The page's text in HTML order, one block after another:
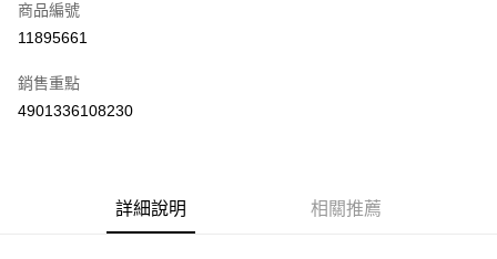
超商取貨付款
Apple Pay
商品編號
11895661
銷售重點
4901336108230
詳細說明 相關推薦